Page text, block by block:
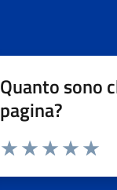
Quanto sono
pagina?